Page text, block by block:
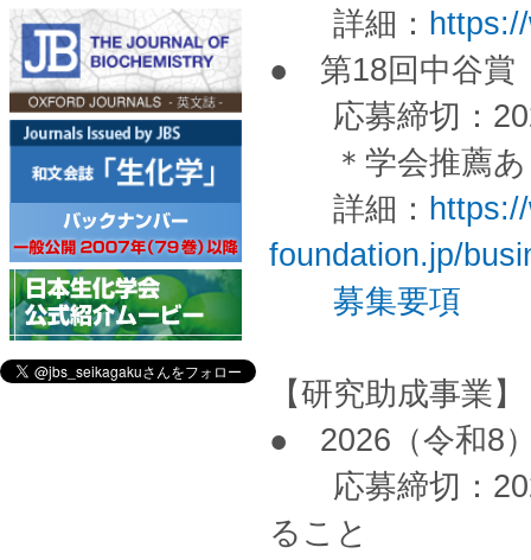
詳細：
● 第18回中谷賞
応募締切：
＊学会推薦あ
詳細：
foundation.jp/
募集要項
【研究助成事業】
● 2026（令和8
応募締切：
ること